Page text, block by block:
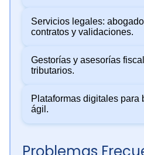
Servicios legales:
contratos y validaciones.
Gestorías y asesorías
tributarios.
Plataformas digitales para
ágil.